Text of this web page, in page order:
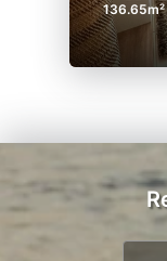
136.65m²